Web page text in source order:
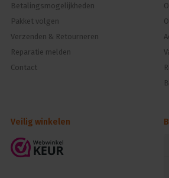
Betalingsmogelijkheden
Pakket volgen
Verzenden & Retourneren
Reparatie melden
Contact
Veilig winkelen